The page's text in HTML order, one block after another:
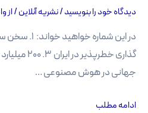
دیدگاه‌ خود را بنویسید/نشریه آنلاین/ از
گذاری
جهانی در هوش مصنوعی …
نخستین
ادامه مطلب